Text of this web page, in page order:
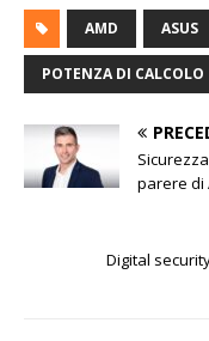
AMD ASUS
POTENZA DI CALCOLO
parere di
Digital